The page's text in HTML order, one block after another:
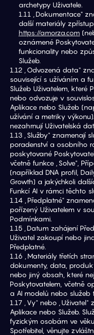
archetypy Uživatele.
1.11 „Dokumentace"
další materiály
https://amorza.com
oznámené
funkcionality nebo
Služeb.
1.12 „Odvozená data"
související s užíváním a
Služeb Uživatelem, které
nebo odvozuje v
Aplikace nebo Služeb
užívání a metriky
nezahrnují Uživatelská
1.13 „Služby" znamenají
poradenství a osobního
poskytované
včetně funkce „Solve",
(například DNA profil,
Growth) a jakýchkoli
Funkcí AI v rámci těchto
1.14 „Předplatné"
pořízený Uživatelem v
Podmínkami.
1.15 „Datum zahájení
Uživatel zakoupí nebo
Předplatné.
1.16 „Materiály třetích
dokumenty, data,
nebo jiný obsah, které
Poskytovatelem, včetně
a AI modelů nebo služeb
1.17 „Vy" nebo
Aplikace nebo Služeb.
fyzickým osobám ve
Spotřebitel, věnujte